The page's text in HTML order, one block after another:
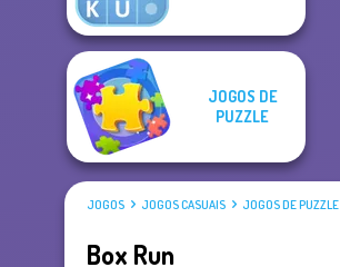
JOGOS DE
PUZZLE
JOGOS JOGOS CASUAIS JOGOS DE PUZZLE
Box Run